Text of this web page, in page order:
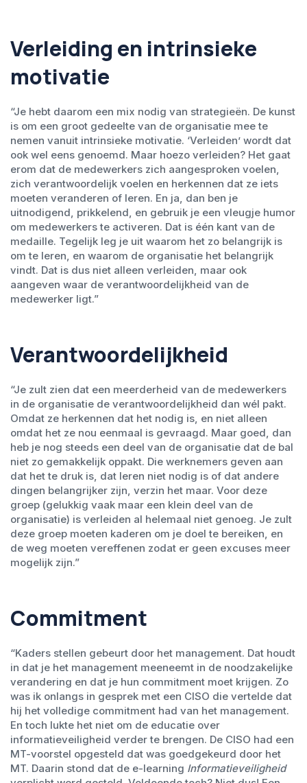
Verleiding en intrinsieke
motivatie
“Je hebt daarom een mix nodig van strategieën. De kunst
is om een groot gedeelte van de organisatie mee te
nemen vanuit intrinsieke motivatie. ‘Verleiden’ wordt dat
ook wel eens genoemd. Maar hoezo verleiden? Het gaat
erom dat de medewerkers zich aangesproken voelen,
zich verantwoordelijk voelen en herkennen dat ze iets
moeten veranderen of leren. En ja, dan ben je
uitnodigend, prikkelend, en gebruik je een vleugje humor
om medewerkers te activeren. Dat is één kant van de
medaille. Tegelijk leg je uit waarom het zo belangrijk is
om te leren, en waarom de organisatie het belangrijk
vindt. Dat is dus niet alleen verleiden, maar ook
aangeven waar de verantwoordelijkheid van de
medewerker ligt.”
Verantwoordelijkheid
“Je zult zien dat een meerderheid van de medewerkers
in de organisatie de verantwoordelijkheid dan wél pakt.
Omdat ze herkennen dat het nodig is, en niet alleen
omdat het ze nou eenmaal is gevraagd. Maar goed, dan
heb je nog steeds een deel van de organisatie dat de bal
niet zo gemakkelijk oppakt. Die werknemers geven aan
dat het te druk is, dat leren niet nodig is of dat andere
dingen belangrijker zijn, verzin het maar. Voor deze
groep (gelukkig vaak maar een klein deel van de
organisatie) is verleiden al helemaal niet genoeg. Je zult
deze groep moeten kaderen om je doel te bereiken, en
de weg moeten vereffenen zodat er geen excuses meer
mogelijk zijn.”
Commitment
“Kaders stellen gebeurt door het management. Dat houdt
in dat je het management meeneemt in de noodzakelijke
verandering en dat je hun commitment moet krijgen. Zo
was ik onlangs in gesprek met een CISO die vertelde dat
hij het volledige commitment had van het management.
En toch lukte het niet om de educatie over
informatieveiligheid verder te brengen. De CISO had een
MT-voorstel opgesteld dat was goedgekeurd door het
MT. Daarin stond dat de e-learning Informatieveiligheid